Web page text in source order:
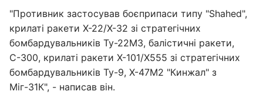
"Противник застосував боєприпаси типу "Shahed",
крилаті ракети Х-22/Х-32 зі стратегічних
бомбардувальників Ту-22М3, балістичні ракети,
С-300, крилаті ракети Х-101/Х555 зі стратегічних
бомбардувальників Ту-9, Х-47М2 "Кинжал" з
Міг-31К", - написав він.